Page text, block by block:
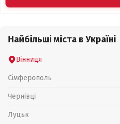
Найбільші міста в Україні
Вінниця
Сімферополь
Чернівці
Луцьк